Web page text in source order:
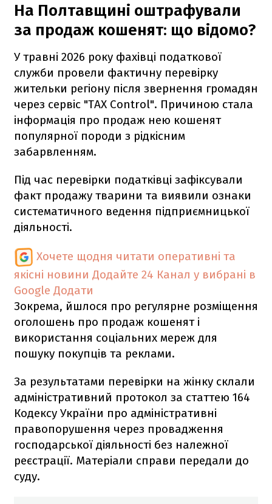
На Полтавщині оштрафували
за продаж кошенят: що відомо?
У травні 2026 року фахівці податкової
служби провели фактичну перевірку
жительки регіону після звернення громадян
через сервіс "ТАХ Control". Причиною стала
інформація про продаж нею кошенят
популярної породи з рідкісним
забарвленням.
Під час перевірки податківці зафіксували
факт продажу тварини та виявили ознаки
систематичного ведення підприємницької
діяльності.
Хочете щодня читати оперативні та
якісні новини Додайте 24 Канал у вибрані в
Google Додати
Зокрема, йшлося про регулярне розміщення
оголошень про продаж кошенят і
використання соціальних мереж для
пошуку покупців та реклами.
За результатами перевірки на жінку склали
адміністративний протокол за статтею 164
Кодексу України про адміністративні
правопорушення через провадження
господарської діяльності без належної
реєстрації. Матеріали справи передали до
суду.